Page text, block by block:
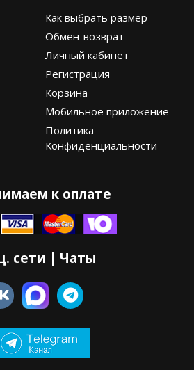
Как выбрать размер
Обмен-возврат
Личный кабинет
Регистрация
Корзина
Мобильное приложение
Политика
Конфиденциальности
к оплате
сети | Чаты